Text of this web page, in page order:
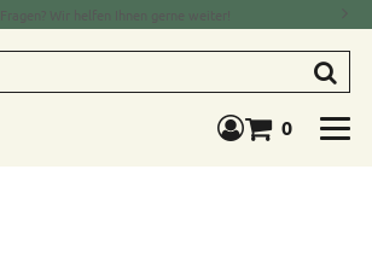
Fragen? Wir helfen Ihnen gerne weiter!
Warenkorb
0